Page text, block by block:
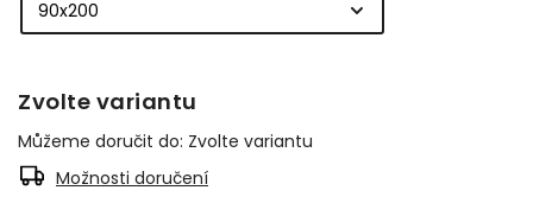
Zvolte variantu
Můžeme doručit do: Zvolte variantu
Možnosti doručení